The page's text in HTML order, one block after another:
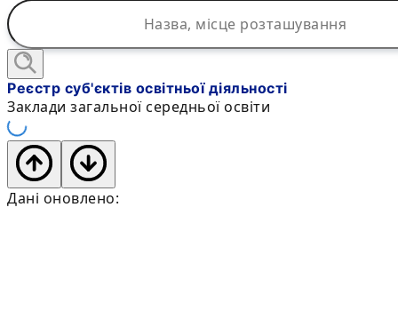
Реєстр суб'єктів освітньої діяльності
Заклади загальної середньої освіти
Дані оновлено: